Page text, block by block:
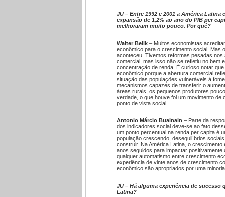
JU – Entre 1992 e 2001 a América
expansão de 1,2% ao ano do PIB per
melhoraram muito pouco. Por quê?
Walter Belik– Muitos economistas
econômico para o crescimento social. Mas
aconteceu. Tivemos reformas pesadas
comercial, mas isso não se refletiu no bem
concentração de renda. É curioso notar
econômico porque a abertura comercial
situação das populações vulneráveis à
mecanismos capazes de transferir o
áreas rurais, os pequenos produtores
verdade, o que houve foi um movimento de
ponto de vista social.
Antonio Márcio Buainain – Parte da
dos indicadores social deve-se ao fato
um ponto percentual na renda per capita é
população crescendo, desequilíbrios
construir. Na América Latina, o
anos seguidos para impactar
qualquer automatismo entre crescimento
experiência de vinte anos de crescimento
econômico são apropriados por uma
JU – Há alguma experiência de
Latina?